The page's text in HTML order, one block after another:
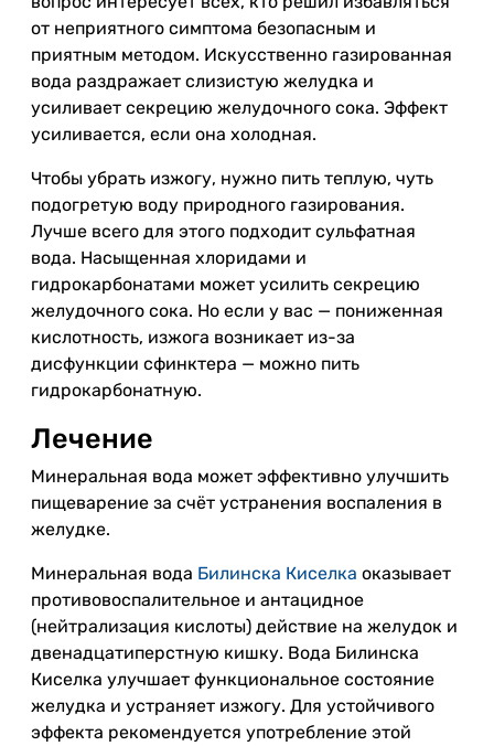
от неприятного симптома безопасным и
приятным методом. Искусственно газированная
вода раздражает слизистую желудка и
усиливает секрецию желудочного сока. Эффект
усиливается, если она холодная.
Чтобы убрать изжогу, нужно пить теплую, чуть
подогретую воду природного газирования.
Лучше всего для этого подходит сульфатная
вода. Насыщенная хлоридами и
гидрокарбонатами может усилить секрецию
желудочного сока. Но если у вас — пониженная
кислотность, изжога возникает из-за
дисфункции сфинктера — можно пить
гидрокарбонатную.
Лечение
Минеральная вода может эффективно улучшить
пищеварение за счёт устранения воспаления в
желудке.
Минеральная вода Билинска Киселка оказывает
противовоспалительное и антацидное
(нейтрализация кислоты) действие на желудок и
двенадцатиперстную кишку. Вода Билинска
Киселка улучшает функциональное состояние
желудка и устраняет изжогу. Для устойчивого
эффекта рекомендуется употребление этой